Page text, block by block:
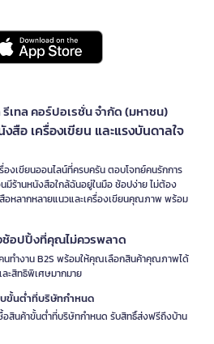
รีเทล คอร์ปอเรชั่น จำกัด (มหาชน)
สือ เครื่องเขียน และแรงบันดาลใจ
องเขียนออนไลน์ที่ครบครัน ตอบโจทย์คนรักการ
มีร้านหนังสือใกล้ฉันอยู่ในมือ ช้อปง่าย ไม่ต้อง
อหลากหลายแนวและเครื่องเขียนคุณภาพ พร้อม
ช้อปปิ้งที่คุณไม่ควรพลาด
นทำงาน B2S พร้อมให้คุณเลือกสินค้าคุณภาพได้
ะสิทธิพิเศษมากมาย
ขั้นต่ำที่บริษัทกำหนด
สินค้าขั้นต่ำที่บริษัทกำหนด รับสิทธิ์ส่งฟรีถึงบ้าน